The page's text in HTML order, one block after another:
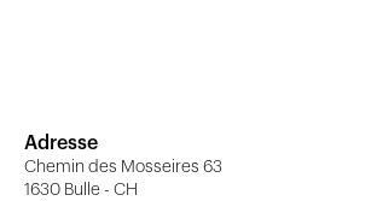
Adresse
Chemin des Mosseires 63
1630 Bulle - CH